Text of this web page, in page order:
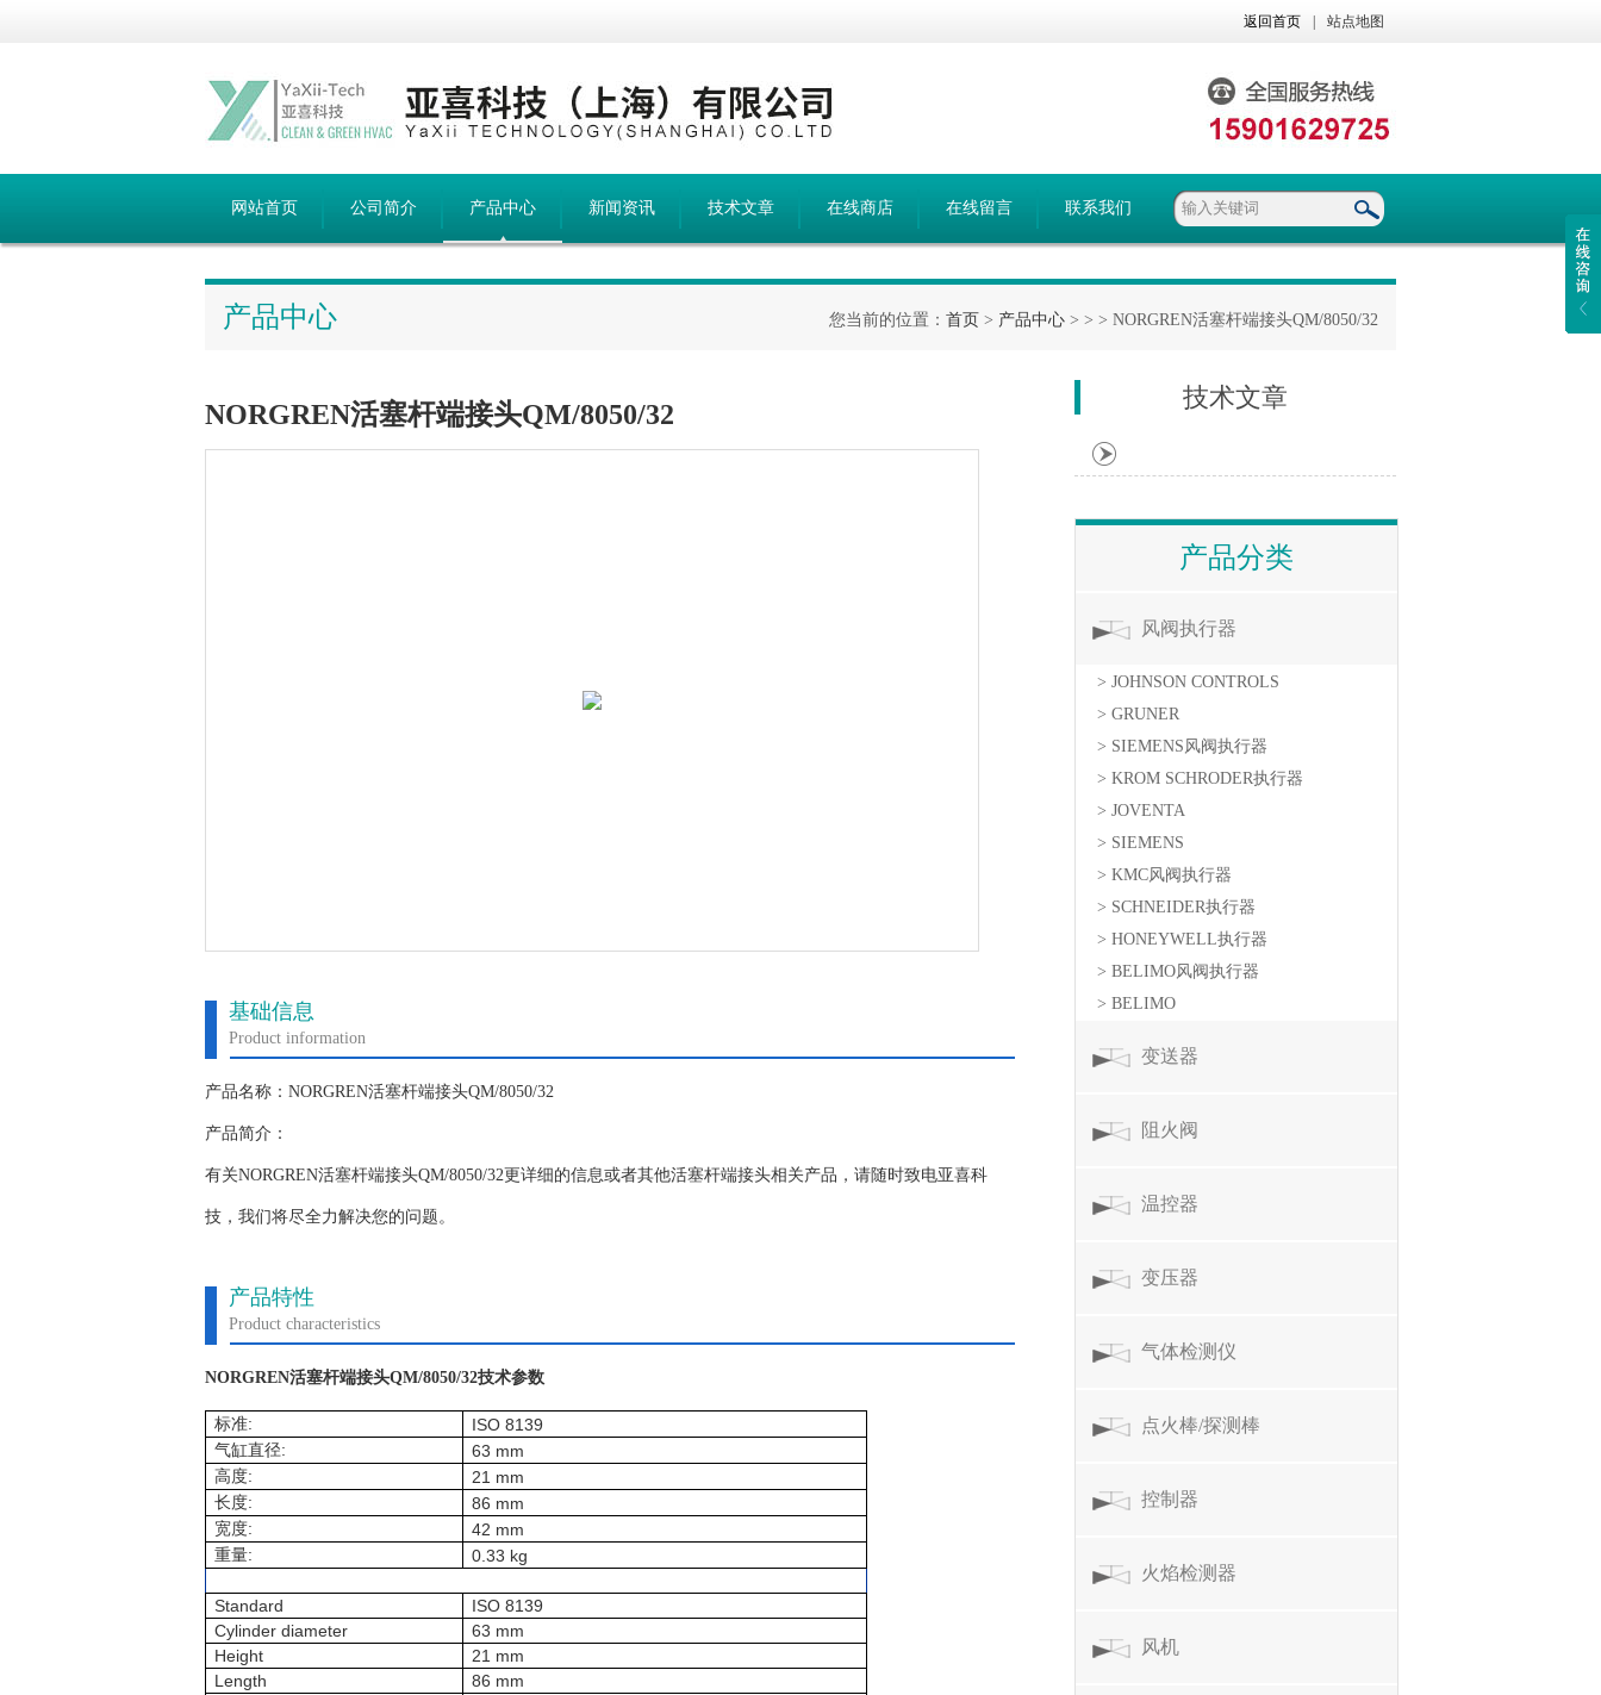
返回首页 站点地图
网站首页 公司简介 产品中心 新闻资讯 技术文章 在线商店 在线留言 联系我们
产品中心 您当前的位置： 首页 > 产品中心 > > > NORGREN活塞杆端接头QM/8050/32
NORGREN活塞杆端接头QM/8050/32
基础信息
Product information
产品名称：NORGREN活塞杆端接头QM/8050/32
产品简介：
有关NORGREN活塞杆端接头QM/8050/32更详细的信息或者其他活塞杆端接头相关产品，请随时致电亚喜科
技，我们将尽全力解决您的问题。
产品特性
Product characteristics
NORGREN活塞杆端接头QM/8050/32技术参数
标准: ISO 8139
气缸直径: 63 mm
高度: 21 mm
长度: 86 mm
宽度: 42 mm
重量: 0.33 kg
Standard
ISO 8139
Cylinder diameter
63 mm
Height
21 mm
Length
86 mm
技术文章
产品分类
风阀执行器
> JOHNSON CONTROLS
> GRUNER
> SIEMENS风阀执行器
> KROM SCHRODER执行器
> JOVENTA
> SIEMENS
> KMC风阀执行器
> SCHNEIDER执行器
> HONEYWELL执行器
> BELIMO风阀执行器
> BELIMO
变送器
阻火阀
温控器
变压器
气体检测仪
点火棒/探测棒
控制器
火焰检测器
风机